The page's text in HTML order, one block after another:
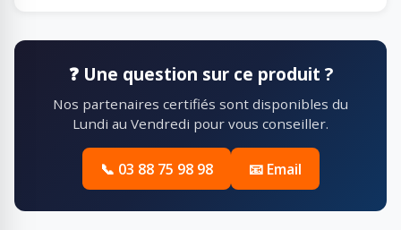
❓ Une question sur ce produit ?
Nos partenaires certifiés sont disponibles du
Lundi au Vendredi pour vous conseiller.
📞 03 88 75 98 98 📧 Email